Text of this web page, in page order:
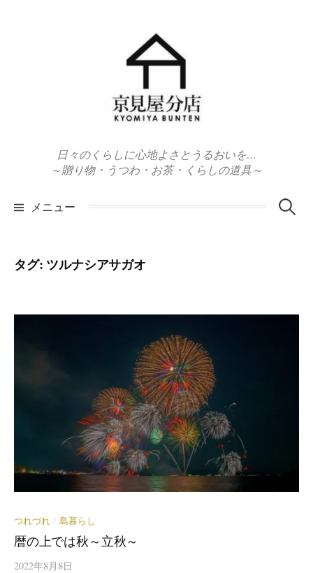
日々のくらしに心地よさとうるおいを…
～贈り物・うつわ・お茶・くらしの道具～
メニュー 検
タグ: ツルナシアサガオ
つれづれ / 島暮らし
暦の上では秋～立秋～
2022年8月8日